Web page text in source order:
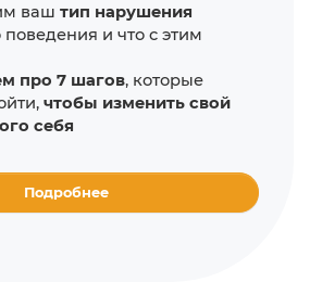
Подробнее
ваш тип нарушения
и что с этим
про 7 шагов, которые
чтобы изменить свой
себя